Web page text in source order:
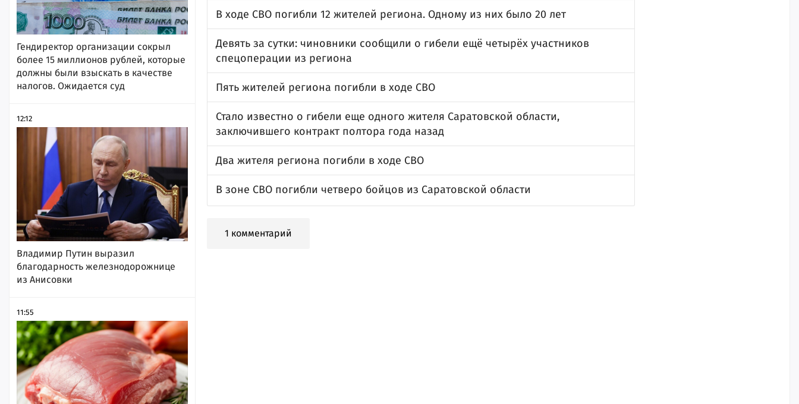
Гендиректор организации сокрыл
более 15 миллионов рублей, которые
должны были взыскать в качестве
налогов. Ожидается суд
12:12
Владимир Путин выразил
благодарность железнодорожнице
из Анисовки
11:55
В ходе СВО погибли 12 жителей региона. Одному из них было 20 лет
Девять за сутки: чиновники сообщили о гибели ещё четырёх участников
спецоперации из региона
Пять жителей региона погибли в ходе СВО
Стало известно о гибели еще одного жителя Саратовской области,
заключившего контракт полтора года назад
Два жителя региона погибли в ходе СВО
В зоне СВО погибли четверо бойцов из Саратовской области
1 комментарий